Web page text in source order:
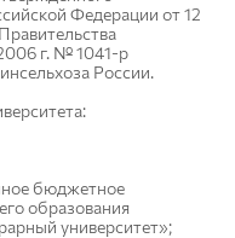
Федерации от 12
г. № 1041-р
России.
бюджетное
образования
университет»;